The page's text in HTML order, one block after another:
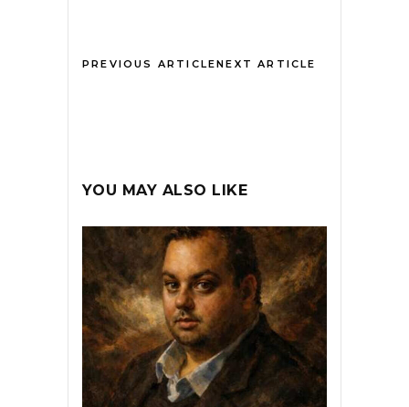
PREVIOUS ARTICLENEXT ARTICLE
YOU MAY ALSO LIKE